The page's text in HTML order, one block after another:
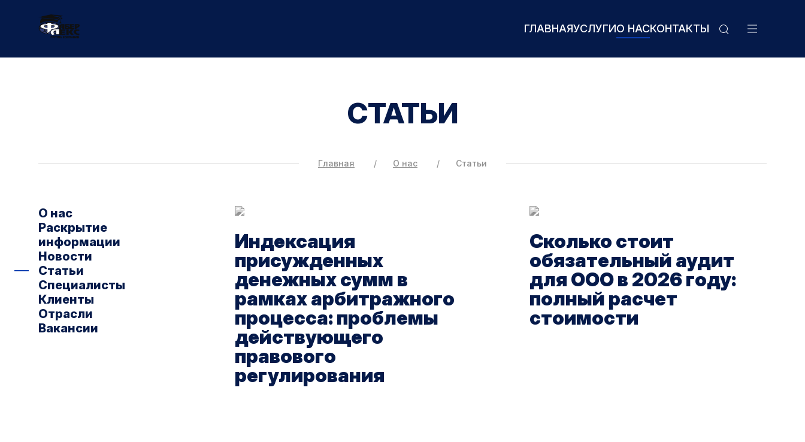
ГЛАВНАЯУСЛУГИО НАСКОНТАКТЫ
СТАТЬИ
Главная О нас Статьи
О нас
Раскрытие
информации
Новости
Статьи
Специалисты
Клиенты
Отрасли
Вакансии
Индексация
присужденных
денежных сумм в
рамках арбитражного
процесса: проблемы
действующего
правового
регулирования
Сколько стоит
обязательный аудит
для ООО в 2026 году:
полный расчет
стоимости